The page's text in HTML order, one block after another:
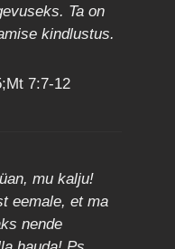
Ta on
kindlustus.
7:7-12
mu kalju!
eemale, et ma
nende